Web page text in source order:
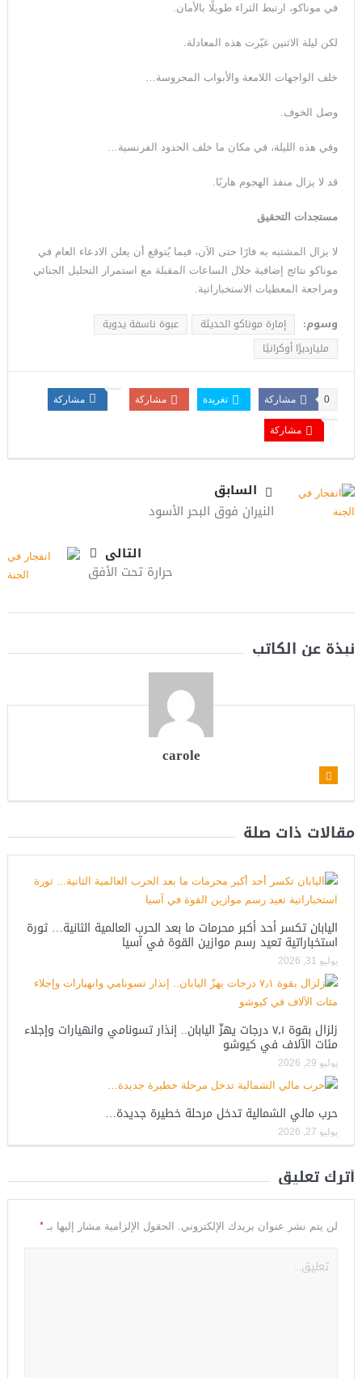
في موناكو، ارتبط الثراء طويلًا بالأمان.
لكن ليلة الاثنين غيّرت هذه المعادلة.
خلف الواجهات اللامعة والأبواب المحروسة…
وصل الخوف.
وفي هذه الليلة، في مكان ما خلف الحدود الفرنسية…
قد لا يزال منفذ الهجوم هاربًا.
مستجدات التحقيق
لا يزال المشتبه به فارًا حتى الآن، فيما يُتوقع أن يعلن الادعاء العام في
موناكو نتائج إضافية خلال الساعات المقبلة مع استمرار التحليل الجنائي
ومراجعة المعطيات الاستخباراتية.
وسوم: إمارة موناكو الحديثة
عبوة ناسفة يدوية
مليارديرًا أوكرانيًا
مشاركة 0 تغريدة مشاركة مشاركة
مشاركة
السابق
النيران فوق البحر الأسود
التالى
حرارة تحت الأفق
نبذة عن الكاتب
carole
مقالات ذات صلة
اليابان تكسر أحد أكبر محرمات ما بعد الحرب العالمية الثانية… ثورة
استخباراتية تعيد رسم موازين القوة في آسيا
يوليو 31, 2026
زلزال بقوة ٧٫١ درجات يهزّ اليابان.. إنذار تسونامي وانهيارات وإجلاء
مئات الآلاف في كيوشو
يوليو 29, 2026
حرب مالي الشمالية تدخل مرحلة خطيرة جديدة…
يوليو 27, 2026
أترك تعليق
لن يتم نشر عنوان بريدك الإلكتروني. الحقول الإلزامية مشار إليها بـ *